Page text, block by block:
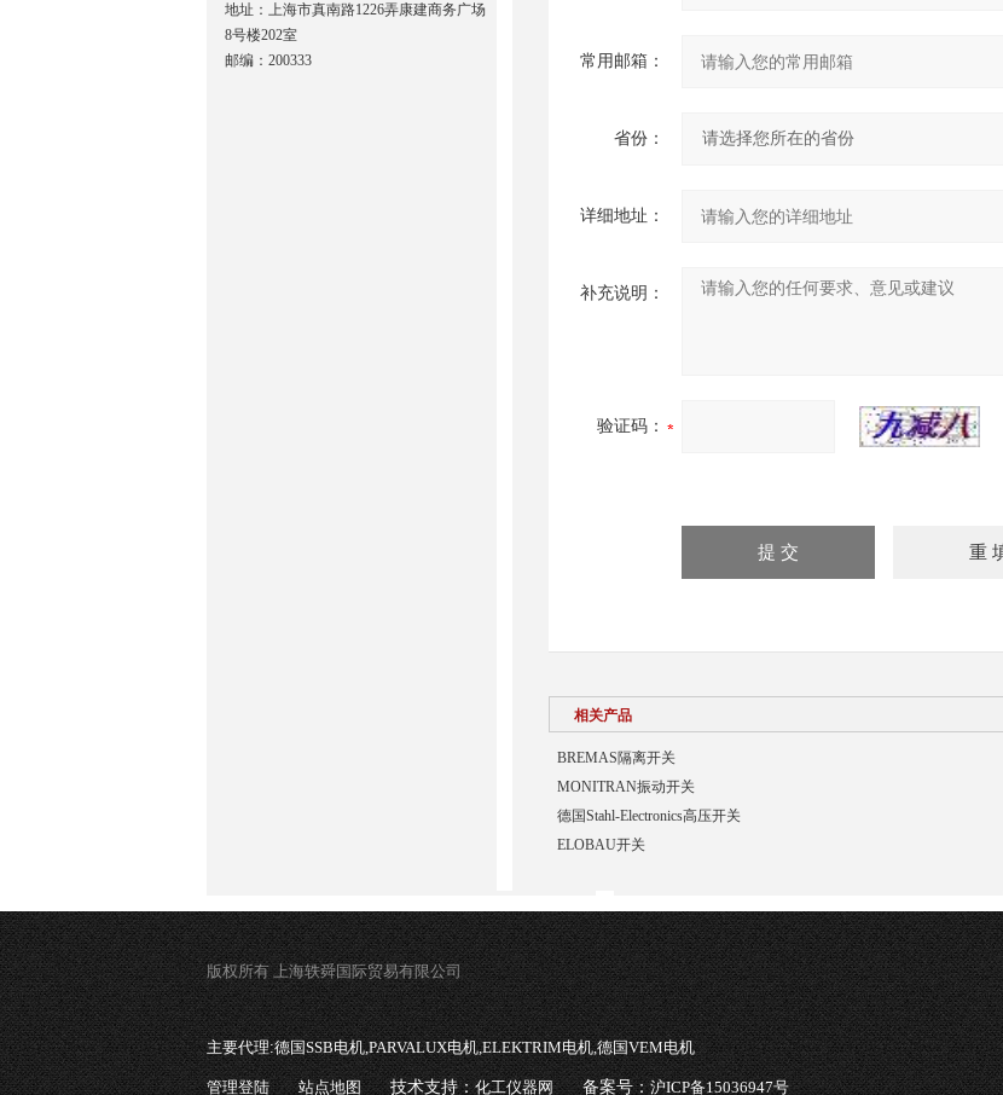
常用邮箱：
省份：
详细地址：
补充说明：
验证码：
相关产品
BREMAS隔离开关
MONITRAN振动开关
德国Stahl-Electronics高压开关
ELOBAU开关
地址：上海市真南路1226弄康建商务广场
8号楼202室
邮编：200333
版权所有 上海轶舜国际贸易有限公司
主要代理:德国SSB电机,PARVALUX电机,ELEKTRIM电机,德国VEM电机
管理登陆 站点地图 技术支持：化工仪器网 备案号：沪ICP备15036947号